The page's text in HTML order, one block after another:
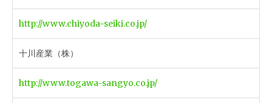
http://www.chiyoda-seiki.co.jp/
十川産業（株）
http://www.togawa-sangyo.co.jp/